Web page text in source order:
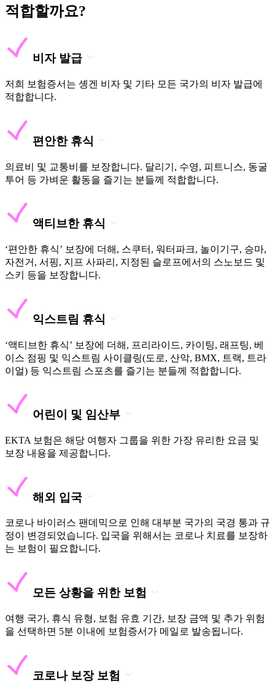
적합할까요?
비자 발급
저희 보험증서는 솅겐 비자 및 기타 모든 국가의 비자 발급에
적합합니다.
편안한 휴식
의료비 및 교통비를 보장합니다. 달리기, 수영, 피트니스, 동굴
투어 등 가벼운 활동을 즐기는 분들께 적합합니다.
액티브한 휴식
‘편안한 휴식’ 보장에 더해, 스쿠터, 워터파크, 놀이기구, 승마,
자전거, 서핑, 지프 사파리, 지정된 슬로프에서의 스노보드 및
스키 등을 보장합니다.
익스트림 휴식
‘액티브한 휴식’ 보장에 더해, 프리라이드, 카이팅, 래프팅, 베
이스 점핑 및 익스트림 사이클링(도로, 산악, BMX, 트랙, 트라
이얼) 등 익스트림 스포츠를 즐기는 분들께 적합합니다.
어린이 및 임산부
EKTA 보험은 해당 여행자 그룹을 위한 가장 유리한 요금 및
보장 내용을 제공합니다.
해외 입국
코로나 바이러스 팬데믹으로 인해 대부분 국가의 국경 통과 규
정이 변경되었습니다. 입국을 위해서는 코로나 치료를 보장하
는 보험이 필요합니다.
모든 상황을 위한 보험
여행 국가, 휴식 유형, 보험 유효 기간, 보장 금액 및 추가 위험
을 선택하면 5분 이내에 보험증서가 메일로 발송됩니다.
코로나 보장 보험